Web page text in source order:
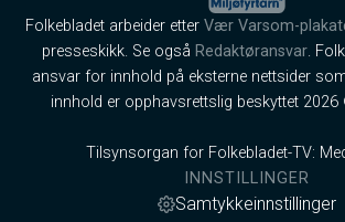
Folkebladet arbeider etter Vær Varsom-
presseskikk. Se også Redaktøransvar.
ansvar for innhold på eksterne nettsider
innhold er opphavsrettslig beskyttet 2026
Tilsynsorgan for Folkebladet-TV:
INNSTILLINGER
Samtykkeinnstillinger